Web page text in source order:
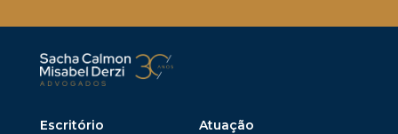
Escritório
Atuação